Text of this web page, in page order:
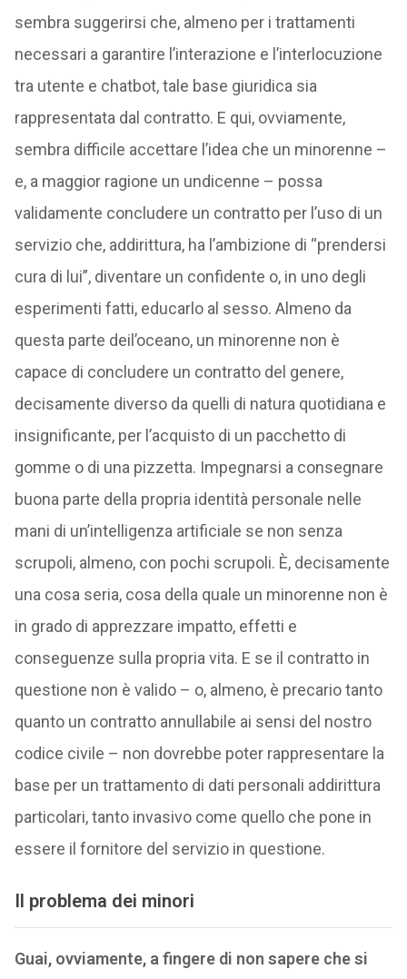
sembra suggerirsi che, almeno per i trattamenti
necessari a garantire l’interazione e l’interlocuzione
tra utente e chatbot, tale base giuridica sia
rappresentata dal contratto. E qui, ovviamente,
sembra difficile accettare l’idea che un minorenne –
e, a maggior ragione un undicenne – possa
validamente concludere un contratto per l’uso di un
servizio che, addirittura, ha l’ambizione di “prendersi
cura di lui”, diventare un confidente o, in uno degli
esperimenti fatti, educarlo al sesso. Almeno da
questa parte deil’oceano, un minorenne non è
capace di concludere un contratto del genere,
decisamente diverso da quelli di natura quotidiana e
insignificante, per l’acquisto di un pacchetto di
gomme o di una pizzetta. Impegnarsi a consegnare
buona parte della propria identità personale nelle
mani di un’intelligenza artificiale se non senza
scrupoli, almeno, con pochi scrupoli. È, decisamente
una cosa seria, cosa della quale un minorenne non è
in grado di apprezzare impatto, effetti e
conseguenze sulla propria vita. E se il contratto in
questione non è valido – o, almeno, è precario tanto
quanto un contratto annullabile ai sensi del nostro
codice civile – non dovrebbe poter rappresentare la
base per un trattamento di dati personali addirittura
particolari, tanto invasivo come quello che pone in
essere il fornitore del servizio in questione.
Il problema dei minori
Guai, ovviamente, a fingere di non sapere che si